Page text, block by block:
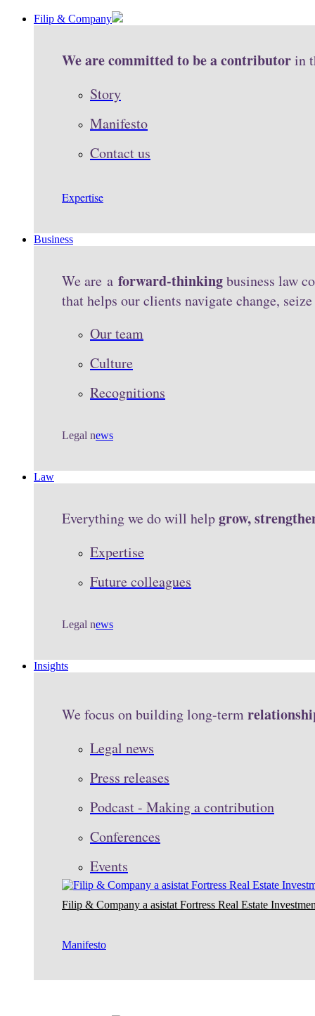
Filip & Company
We are committed to be a contributorin
Story
Manifesto
Contact us
Expertise
Business
We are a forward-thinkingbusiness law
that helps our clients navigate change,
Our team
Culture
Recognitions
Legal news
Law
Everything we do will helpgrow,
Expertise
Future colleagues
Legal news
Insights
We focus on building long-term
Legal news
Press releases
Podcast - Making a contribution
Conferences
Events
Filip & Company a asistat Fortress Real Estate
Manifesto